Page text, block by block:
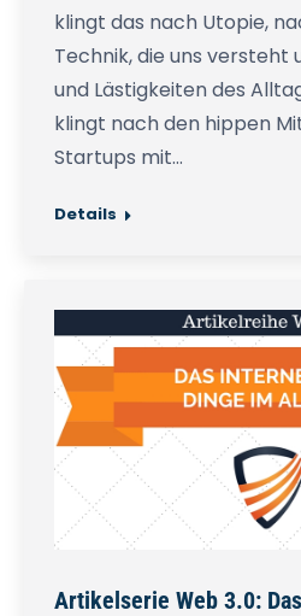
klingt das nach Utopie,
Technik, die uns versteht
und Lästigkeiten des
klingt nach den hippen
Startups mit…
Details
Artikelserie Web 3.0: